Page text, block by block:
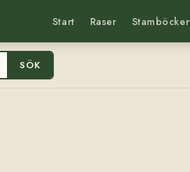
Start Raser Stamböcker
SÖK